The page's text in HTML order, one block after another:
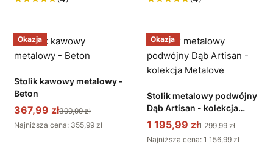
Okazja
Stolik kawowy metalowy -
Beton
367,99 zł399,99 zł
Najniższa cena: 355,99 zł
Okazja
Stolik metalowy podwójny
Dąb Artisan - kolekcja
Metalove
1 195,99 zł1 299,99 zł
Najniższa cena: 1 156,99 zł